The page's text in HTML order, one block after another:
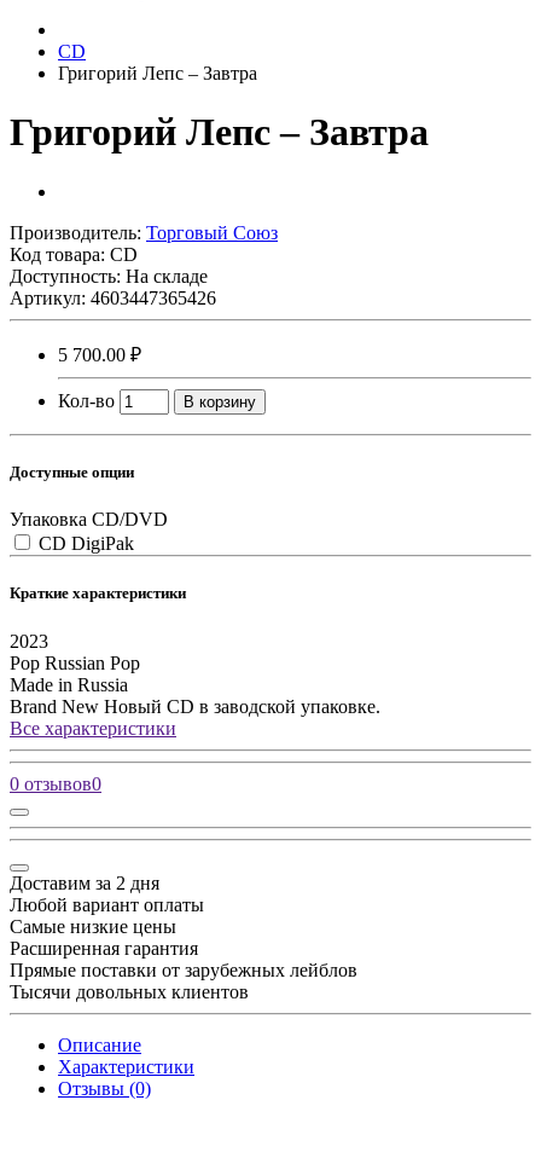
CD
Григорий Лепс – Завтра
Григорий Лепс – Завтра
Производитель: Торговый Союз
Код товара: CD
Доступность: На складе
Артикул: 4603447365426
5 700.00 ₽
Кол-во В корзину
Доступные опции
Упаковка CD/DVD
CD DigiPak
Краткие характеристики
2023
Pop Russian Pop
Made in Russia
Brand New Новый CD в заводской упаковке.
Все характеристики
0 отзывов0
Доставим за 2 дня
Любой вариант оплаты
Самые низкие цены
Расширенная гарантия
Прямые поставки от зарубежных лейблов
Тысячи довольных клиентов
Описание
Характеристики
Отзывы (0)